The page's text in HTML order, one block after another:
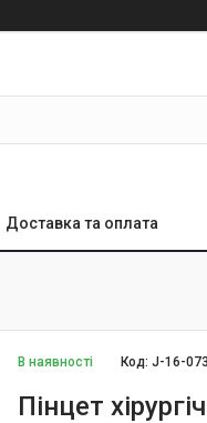
Доставка та оплата
В наявності Код:J-16-073
Пінцет